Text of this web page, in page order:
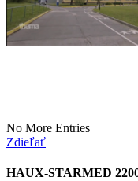
No More Entries
Zdieľať
HAUX-STARMED